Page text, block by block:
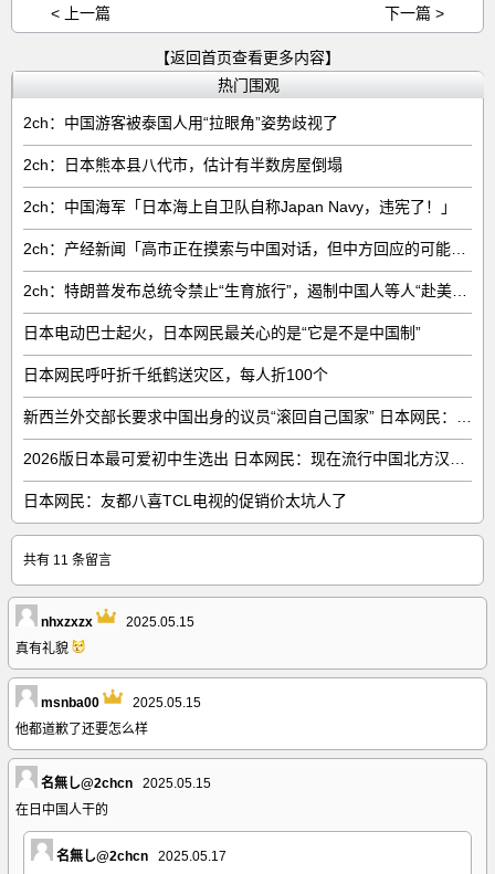
< 上一篇 下一篇 >
【返回首页查看更多内容】
热门围观
2ch：中国游客被泰国人用“拉眼角”姿势歧视了
2ch：日本熊本县八代市，估计有半数房屋倒塌
2ch：中国海军「日本海上自卫队自称Japan Navy，违宪了！」
2ch：产经新闻「高市正在摸索与中国对话，但中方回应的可能性很低」
2ch：特朗普发布总统令禁止“生育旅行”，遏制中国人等人“赴美生子”
日本电动巴士起火，日本网民最关心的是“它是不是中国制”
日本网民呼吁折千纸鹤送灾区，每人折100个
新西兰外交部长要求中国出身的议员“滚回自己国家” 日本网民：奇异果滚回原产国
2026版日本最可爱初中生选出 日本网民：现在流行中国北方汉族脸
日本网民：友都八喜TCL电视的促销价太坑人了
共有 11 条留言
nhxzxzx
2025.05.15
真有礼貌
msnba00
2025.05.15
他都道歉了还要怎么样
名無し@2chcn
2025.05.15
在日中国人干的
名無し@2chcn
2025.05.17